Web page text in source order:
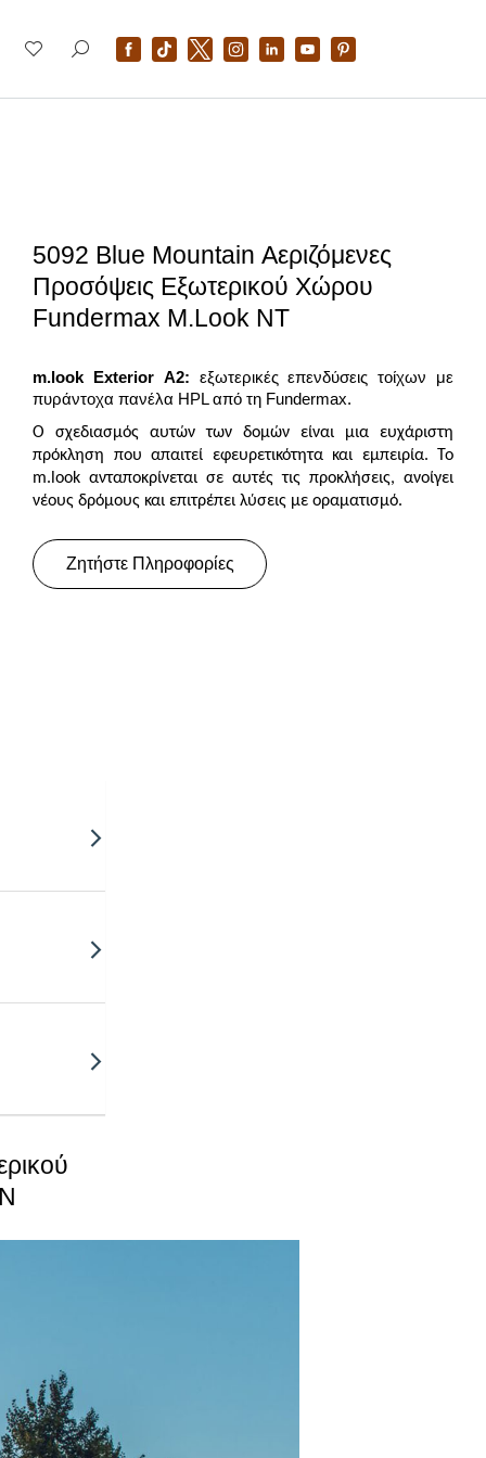
5092 Blue Mountain Αεριζόμενες
Προσόψεις Εξωτερικού Χώρου
Fundermax M.look NT
m.look Exterior Α2: εξωτερικές επενδύσεις τοίχων με
πυράντοχα πανέλα HPL από τη Fundermax.
Ο σχεδιασμός αυτών των δομών είναι μια ευχάριστη
πρόκληση που απαιτεί εφευρετικότητα και εμπειρία. Το
m.look ανταποκρίνεται σε αυτές τις προκλήσεις, ανοίγει
νέους δρόμους και επιτρέπει λύσεις με οραματισμό.
Ζητήστε Πληροφορίες